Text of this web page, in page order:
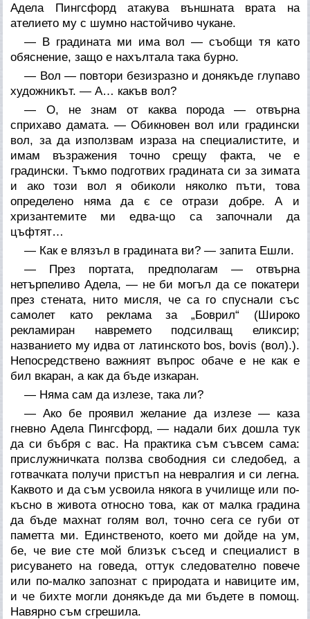
Адела Пингсфорд атакува външната врата на
ателието му с шумно настойчиво чукане.
— В градината ми има вол — съобщи тя като
обяснение, защо е нахълтала така бурно.
— Вол — повтори безизразно и донякъде глупаво
художникът. — А… какъв вол?
— О, не знам от каква порода — отвърна
сприхаво дамата. — Обикновен вол или градински
вол, за да използвам израза на специалистите, и
имам възражения точно срещу факта, че е
градински. Тъкмо подготвих градината си за зимата
и ако този вол я обиколи няколко пъти, това
определено няма да є се отрази добре. А и
хризантемите ми едва-що са започнали да
цъфтят…
— Как е влязъл в градината ви? — запита Ешли.
— През портата, предполагам — отвърна
нетърпеливо Адела, — не би могъл да се покатери
през стената, нито мисля, че са го спуснали със
самолет като реклама за „Боврил“ (Широко
рекламиран навремето подсилващ еликсир;
названието му идва от латинското bos, bovis (вол).).
Непосредствено важният въпрос обаче е не как е
бил вкаран, а как да бъде изкаран.
— Няма сам да излезе, така ли?
— Ако бе проявил желание да излезе — каза
гневно Адела Пингсфорд, — надали бих дошла тук
да си бъбря с вас. На практика съм съвсем сама:
прислужничката ползва свободния си следобед, а
готвачката получи пристъп на невралгия и си легна.
Каквото и да съм усвоила някога в училище или по-
късно в живота относно това, как от малка градина
да бъде махнат голям вол, точно сега се губи от
паметта ми. Единственото, което ми дойде на ум,
бе, че вие сте мой близък съсед и специалист в
рисуването на говеда, оттук следователно повече
или по-малко запознат с природата и навиците им,
и че бихте могли донякъде да ми бъдете в помощ.
Навярно съм сгрешила.